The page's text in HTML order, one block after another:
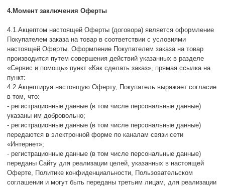
4.Момент заключения Оферты
4.1.Акцептом настоящей Оферты (договора) является оформление
Покупателем заказа на товар в соответствии с условиями
настоящей Оферты. Оформление Покупателем заказа на товар
производится путем совершения действий указанных в разделе
«Сервис и помощь» пункт «Как сделать заказ», прямая ссылка на
пункт:
4.2.Акцептируя настоящую Оферту, Покупатель выражает согласие
в том, что:
- регистрационные данные (в том числе персональные данные)
указаны им добровольно;
- регистрационные данные (в том числе персональные данные)
передаются в электронной форме по каналам связи сети
«Интернет»;
- регистрационные данные (в том числе персональные данные)
переданы Сайту для реализации целей, указанных в настоящей
Оферте, Политике конфиденциальности, Пользовательском
соглашении и могут быть переданы третьим лицам, для реализации